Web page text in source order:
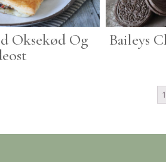
Oksekød Og
Baileys
1